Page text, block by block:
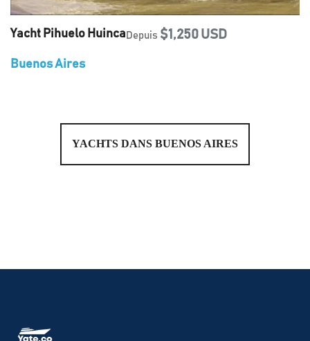
Yacht Pihuelo Huinca Depuis $1,250 USD
Buenos Aires
YACHTS DANS BUENOS AIRES